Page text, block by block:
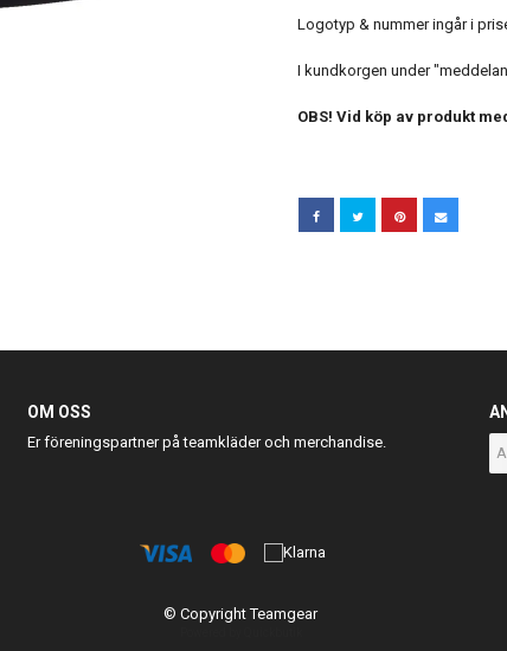
Logotyp & nummer ingår i
I kundkorgen under
OBS! Vid köp av produkt
OM OSS
Er föreningspartner på teamkläder och merchandise.
© Copyright Teamgear